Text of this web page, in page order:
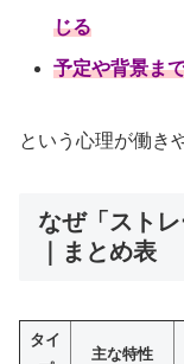
じる
予定や背景ま
という心理が働き
なぜ「スト
｜まとめ表
タイ
主な特性